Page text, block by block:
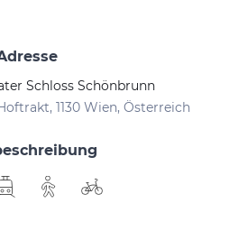
Schloss Schönbrunn
1130 Wien, Österreich